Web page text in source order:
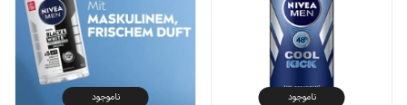
ناموجود ناموجود